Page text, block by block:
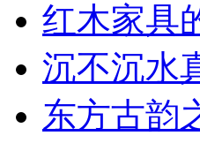
红木家具
沉不沉水
东方古韵